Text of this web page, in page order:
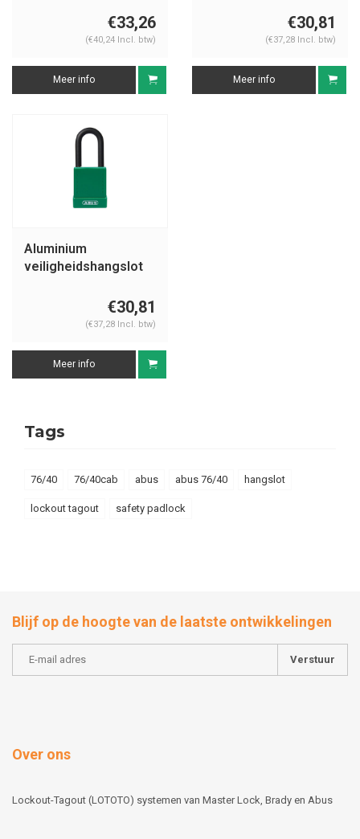
€33,26
(€40,24 Incl. btw)
Meer info
76BS/40 groen€30,81
(€37,28 Incl. btw)
Meer info
Aluminium
veiligheidshangslot
€30,81
(€37,28 Incl. btw)
Meer info
Tags
76/40 76/40cab abus abus 76/40 hangslot
lockout tagout safety padlock
Blijf op de hoogte van de laatste ontwikkelingen
Verstuur
Over ons
Lockout-Tagout (LOTOTO) systemen van Master Lock, Brady en Abus